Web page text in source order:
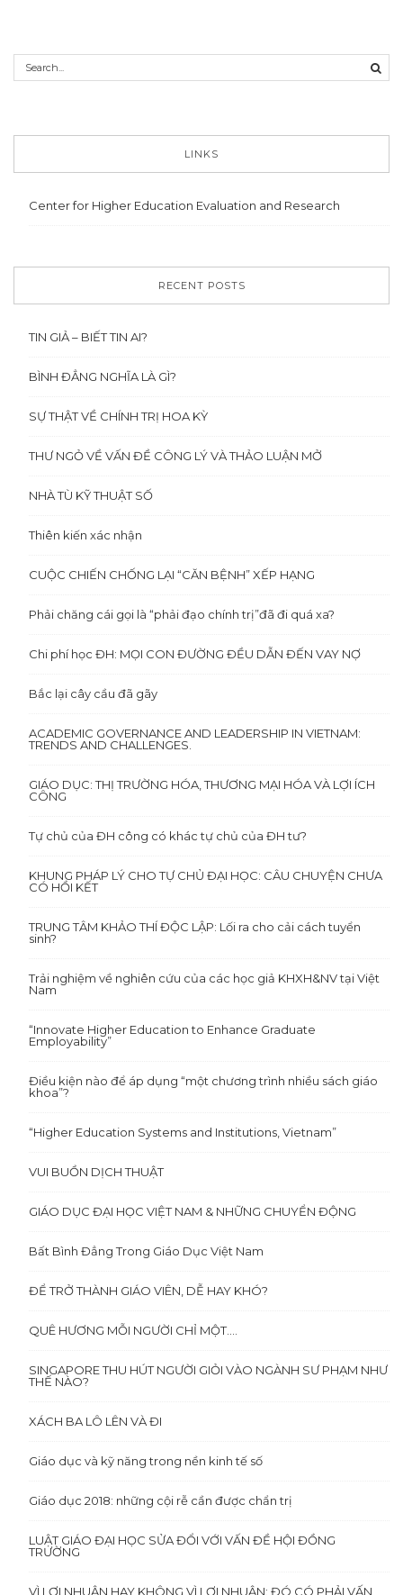
LINKS
Center for Higher Education Evaluation and Research
RECENT POSTS
TIN GIẢ – BIẾT TIN AI?
BÌNH ĐẲNG NGHĨA LÀ GÌ?
SỰ THẬT VỀ CHÍNH TRỊ HOA KỲ
THƯ NGỎ VỀ VẤN ĐỀ CÔNG LÝ VÀ THẢO LUẬN MỞ
NHÀ TÙ KỸ THUẬT SỐ
Thiên kiến xác nhận
CUỘC CHIẾN CHỐNG LẠI “CĂN BỆNH” XẾP HẠNG
Phải chăng cái gọi là “phải đạo chính trị”đã đi quá xa?
Chi phí học ĐH: MỌI CON ĐƯỜNG ĐỀU DẪN ĐẾN VAY NỢ
Bắc lại cây cầu đã gãy
ACADEMIC GOVERNANCE AND LEADERSHIP IN VIETNAM:
TRENDS AND CHALLENGES.
GIÁO DỤC: THỊ TRƯỜNG HÓA, THƯƠNG MẠI HÓA VÀ LỢI ÍCH
CÔNG
Tự chủ của ĐH công có khác tự chủ của ĐH tư?
KHUNG PHÁP LÝ CHO TỰ CHỦ ĐẠI HỌC: CÂU CHUYỆN CHƯA
CÓ HỒI KẾT
TRUNG TÂM KHẢO THÍ ĐỘC LẬP: Lối ra cho cải cách tuyển
sinh?
Trải nghiệm về nghiên cứu của các học giả KHXH&NV tại Việt
Nam
“Innovate Higher Education to Enhance Graduate
Employability”
Điều kiện nào để áp dụng “một chương trình nhiều sách giáo
khoa”?
“Higher Education Systems and Institutions, Vietnam”
VUI BUỒN DỊCH THUẬT
GIÁO DỤC ĐẠI HỌC VIỆT NAM & NHỮNG CHUYỂN ĐỘNG
Bất Bình Đẳng Trong Giáo Dục Việt Nam
ĐỂ TRỞ THÀNH GIÁO VIÊN, DỄ HAY KHÓ?
QUÊ HƯƠNG MỖI NGƯỜI CHỈ MỘT….
SINGAPORE THU HÚT NGƯỜI GIỎI VÀO NGÀNH SƯ PHẠM NHƯ
THẾ NÀO?
XÁCH BA LÔ LÊN VÀ ĐI
Giáo dục và kỹ năng trong nền kinh tế số
Giáo dục 2018: những cội rễ cần được chẩn trị
LUẬT GIÁO ĐẠI HỌC SỬA ĐỔI VỚI VẤN ĐỀ HỘI ĐỒNG
TRƯỜNG
VÌ LỢI NHUẬN HAY KHÔNG VÌ LỢI NHUẬN: ĐÓ CÓ PHẢI VẤN